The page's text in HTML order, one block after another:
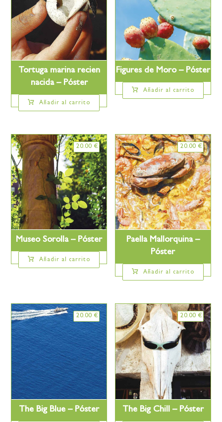
Tortuga marina recien
nacida – Póster
Añadir al carrito
Figures de Moro – Póster
Añadir al carrito
Museo Sorolla – Póster
20.00 €
Añadir al carrito
Paella Mallorquina –
Póster
20.00 €
Añadir al carrito
The Big Blue – Póster
20.00 €
The Big Chill – Póster
20.00 €